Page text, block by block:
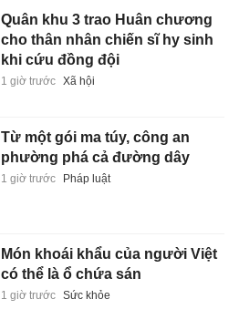
Quân khu 3 trao Huân chương
cho thân nhân chiến sĩ hy sinh
khi cứu đồng đội
1 giờ trước Xã hội
Từ một gói ma túy, công an
phường phá cả đường dây
1 giờ trước Pháp luật
Món khoái khẩu của người Việt
có thể là ổ chứa sán
1 giờ trước Sức khỏe